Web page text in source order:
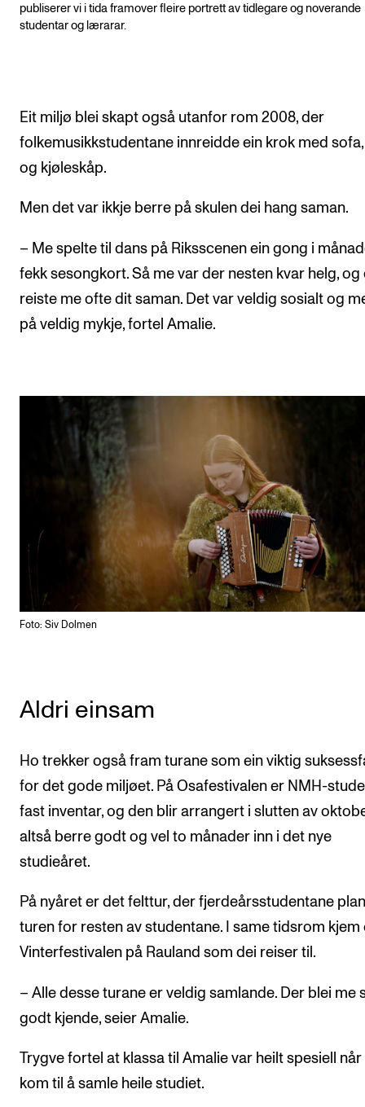
publiserer vi i tida framover fleire portrett av tidlegare og noverande
studentar og lærarar.
Eit miljø blei skapt også utanfor rom 2008, der
folkemusikkstudentane innreidde ein krok med
og kjøleskåp.
Men det var ikkje berre på skulen dei hang saman.
– Me spelte til dans på Riksscenen ein gong i
fekk sesongkort. Så me var der nesten kvar helg, og
reiste me ofte dit saman. Det var veldig sosialt og
på veldig mykje, fortel Amalie.
Foto: Siv Dolmen
Aldri einsam
Ho trekker også fram turane som ein viktig
for det gode miljøet. På Osafestivalen er NMH-
fast inventar, og den blir arrangert i slutten av
altså berre godt og vel to månader inn i det nye
studieåret.
På nyåret er det felttur, der fjerdeårsstudentane
turen for resten av studentane. I same tidsrom kjem
Vinterfestivalen på Rauland som dei reiser til.
– Alle desse turane er veldig samlande. Der blei me
godt kjende, seier Amalie.
Trygve fortel at klassa til Amalie var heilt spesiell
kom til å samle heile studiet.